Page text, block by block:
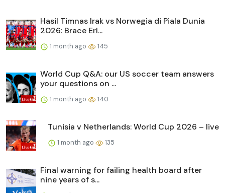
Hasil Timnas Irak vs Norwegia di Piala Dunia
2026: Brace Erl...
1 month ago 145
World Cup Q&A: our US soccer team answers
your questions on ...
1 month ago 140
Tunisia v Netherlands: World Cup 2026 – live
1 month ago 135
Final warning for failing health board after
nine years of s...